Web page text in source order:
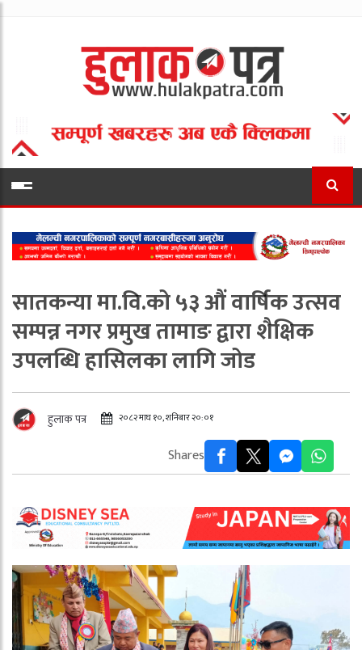
सातकन्या मा.वि.को ५३ औं वार्षिक उत्सव
सम्पन्न नगर प्रमुख तामाङ द्वारा शैक्षिक
उपलब्धि हासिलका लागि जोड
हुलाक पत्र २०८२ माघ १०, शनिबार २०:०१
Shares